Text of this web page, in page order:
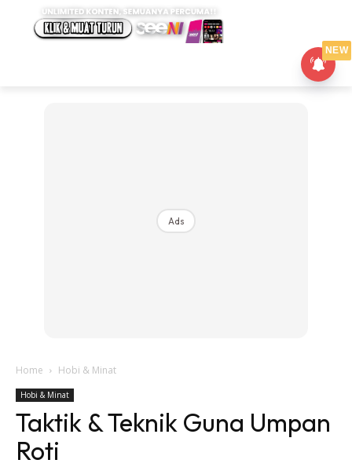
Ads
Home Hobi & Minat
Hobi & Minat
Taktik & Teknik Guna Umpan
Roti
NEW